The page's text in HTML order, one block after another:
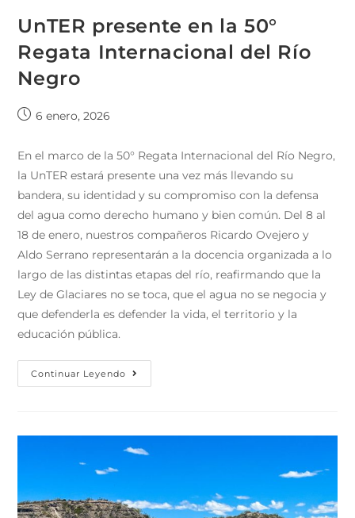
UnTER presente en la 50°
Regata Internacional del Río
Negro
6 enero, 2026
En el marco de la 50° Regata Internacional del Río Negro,
la UnTER estará presente una vez más llevando su
bandera, su identidad y su compromiso con la defensa
del agua como derecho humano y bien común. Del 8 al
18 de enero, nuestros compañeros Ricardo Ovejero y
Aldo Serrano representarán a la docencia organizada a lo
largo de las distintas etapas del río, reafirmando que la
Ley de Glaciares no se toca, que el agua no se negocia y
que defenderla es defender la vida, el territorio y la
educación pública.
Continuar Leyendo